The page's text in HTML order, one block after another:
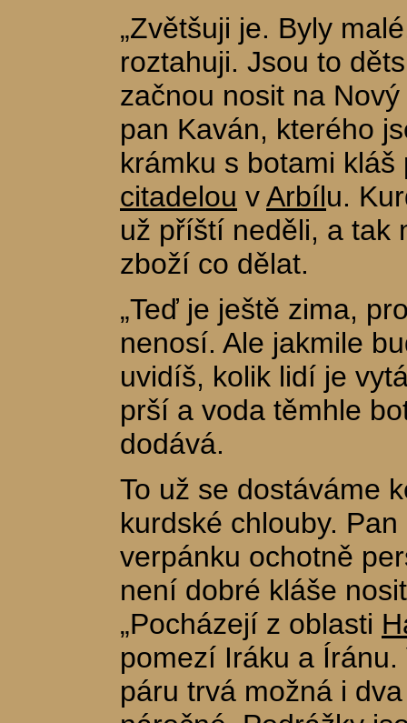
„Zvětšuji je. Byly
roztahuji. Jsou to
začnou nosit na
pan Kaván, kterého
krámku s botami
citadelou vArbílu.
už příští neděli, a tak
zboží co dělat.
„Teď je ještě zima,
nenosí. Ale jakmile
uvidíš, kolik lidí je
prší a voda těmhle
dodává.
To už se dostáváme
kurdské chlouby.
verpánku ochotně
není dobré kláše
„Pocházejí z oblasti
pomezí Iráku a
páru trvá možná i